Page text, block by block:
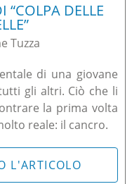
“COLPA DELLE
Tuzza
di una giovane
gli altri. Ciò che li
la prima volta
reale: il cancro.
L'ARTICOLO